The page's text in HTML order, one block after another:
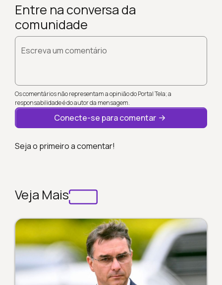
Entre na conversa da
comunidade
Escreva um comentário
Os comentários não representam a opinião do Portal Tela; a
responsabilidade é do autor da mensagem.
Conecte-se para comentar
Seja o primeiro a comentar!
Veja Mais